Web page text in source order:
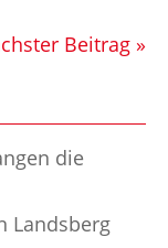
Beitrag »
die
Landsberg